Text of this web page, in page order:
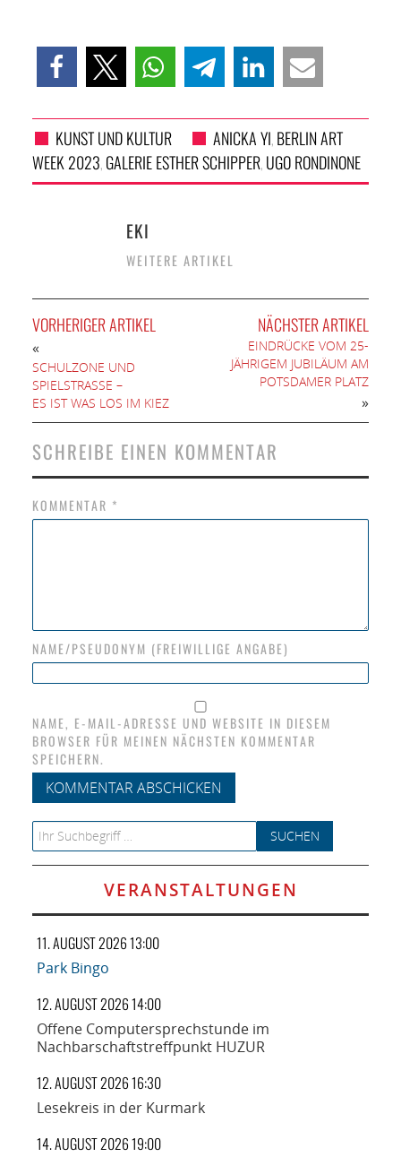
KUNST UND KULTUR ANICKA YI, BERLIN ART
WEEK 2023, GALERIE ESTHER SCHIPPER, UGO RONDINONE
EKI
WEITERE ARTIKEL
VORHERIGER ARTIKEL
«
SCHULZONE UND
SPIELSTRASSE –
ES IST WAS LOS IM KIEZ
NÄCHSTER ARTIKEL
EINDRÜCKE VOM 25-
JÄHRIGEM JUBILÄUM AM
POTSDAMER PLATZ
»
SCHREIBE EINEN KOMMENTAR
KOMMENTAR *
NAME/PSEUDONYM (FREIWILLIGE ANGABE)
NAME, E-MAIL-ADRESSE UND WEBSITE IN DIESEM
BROWSER FÜR MEINEN NÄCHSTEN KOMMENTAR
SPEICHERN.
Search for:
VERANSTALTUNGEN
11. AUGUST 2026 13:00
Park Bingo
12. AUGUST 2026 14:00
Offene Computersprechstunde im
Nachbarschaftstreffpunkt HUZUR
12. AUGUST 2026 16:30
Lesekreis in der Kurmark
14. AUGUST 2026 19:00